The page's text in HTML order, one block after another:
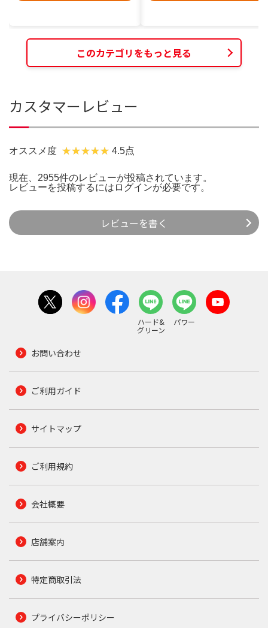
このカテゴリをもっと見る
カスタマーレビュー
オススメ度 4.5点
現在、2955件のレビューが投稿されています。
レビューを投稿するには ログインが必要です。
レビューを書く
ハード&
グリーン
パワー
お問い合わせ
ご利用ガイド
サイトマップ
ご利用規約
会社概要
店舗案内
特定商取引法
プライバシーポリシー